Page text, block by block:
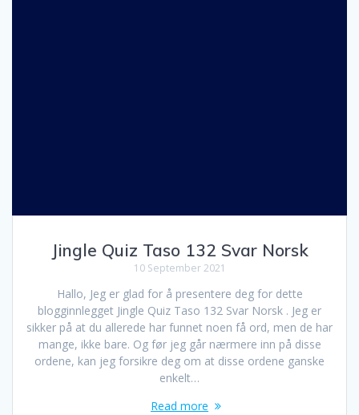
Jingle Quiz Taso 132 Svar Norsk
10 September 2021
Hallo, Jeg er glad for å presentere deg for dette
blogginnlegget Jingle Quiz Taso 132 Svar Norsk . Jeg er
sikker på at du allerede har funnet noen få ord, men de har
mange, ikke bare. Og før jeg går nærmere inn på disse
ordene, kan jeg forsikre deg om at disse ordene ganske
enkelt…
Read more